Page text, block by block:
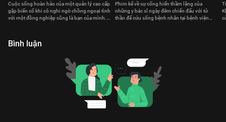
Cuộc sống hoàn hảo của một quản lý cao cấp
gặp biến cố khi cô nghi ngờ chồng ngoại tình
với một đồng nghiệp cũng là bạn của mình.
Phim kể về sự cống hiến thầm lặng của
những y bác sĩ ngày đêm chiến đấu với tử
thần để cứu sống bệnh nhân tại bệnh viện
Bình luận